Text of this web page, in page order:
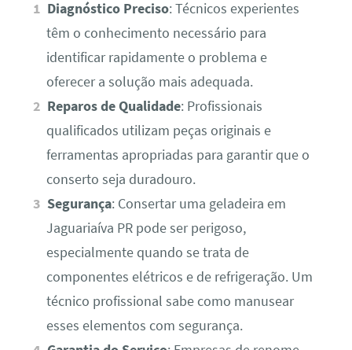
Diagnóstico Preciso: Técnicos experientes
têm o conhecimento necessário para
identificar rapidamente o problema e
oferecer a solução mais adequada.
Reparos de Qualidade: Profissionais
qualificados utilizam peças originais e
ferramentas apropriadas para garantir que o
conserto seja duradouro.
Segurança: Consertar uma geladeira em
Jaguariaíva PR pode ser perigoso,
especialmente quando se trata de
componentes elétricos e de refrigeração. Um
técnico profissional sabe como manusear
esses elementos com segurança.